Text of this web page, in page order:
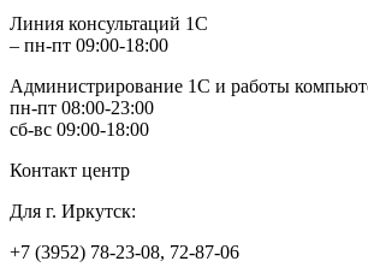
Линия консультаций 1С
– пн-пт 09:00-18:00
Администрирование 1С и работы
пн-пт 08:00-23:00
сб-вс 09:00-18:00
Контакт центр
Для г. Иркутск:
+7 (3952) 78-23-08, 72-87-06